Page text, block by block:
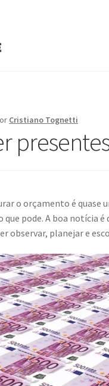
Cristiano Tognetti
o orçamento é quase
pode. A boa notícia
observar, planejar e